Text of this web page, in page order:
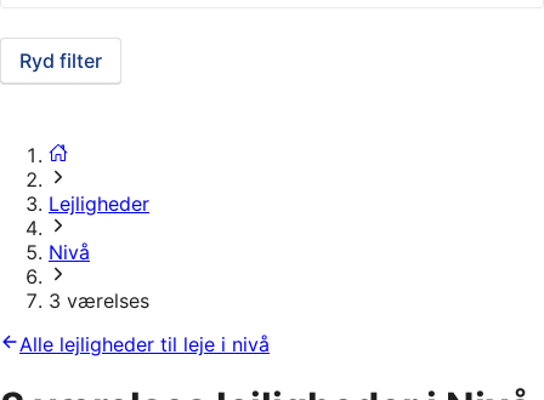
Ryd filter
Lejligheder
Nivå
3 værelses
Alle lejligheder til leje i nivå